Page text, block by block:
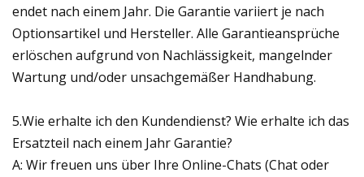
endet nach einem Jahr. Die Garantie variiert je nach
Optionsartikel und Hersteller. Alle Garantieansprüche
erlöschen aufgrund von Nachlässigkeit, mangelnder
Wartung und/oder unsachgemäßer Handhabung.
5.Wie erhalte ich den Kundendienst? Wie erhalte ich das
Ersatzteil nach einem Jahr Garantie?
A: Wir freuen uns über Ihre Online-Chats (Chat oder